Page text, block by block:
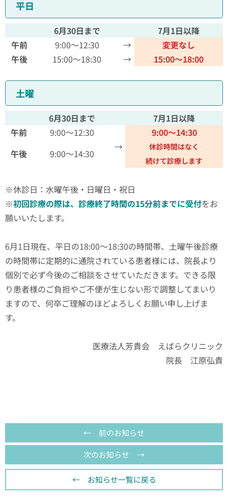
平日
6月30日まで
7月1日以降
午前
9:00～12:30 →
変更なし
午後
15:00～18:30 → 15:00～18:00
土曜
6月30日まで
7月1日以降
午前
9:00～12:30
→
9:00～14:30
休診時間はなく
続けて診療します
午後 9:00～14:30
※休診日：水曜午後・日曜日・祝日
※初回診療の際は、診療終了時間の15分前までに受付をお
願いいたします。
6月1日現在、平日の18:00～18:30の時間帯、土曜午後診療
の時間帯に定期的に通院されている患者様には、院長より
個別で必ず今後のご相談をさせていただきます。できる限
り患者様のご負担やご不便が生じない形で調整してまいり
ますので、何卒ご理解のほどよろしくお願い申し上げま
す。
医療法人芳貴会 えばらクリニック
院長 江原弘貴
← 前のお知らせ
次のお知らせ →
← お知らせ一覧に戻る